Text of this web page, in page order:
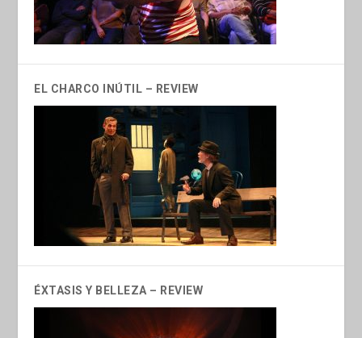
EL CHARCO INÚTIL – REVIEW
ÉXTASIS Y BELLEZA – REVIEW